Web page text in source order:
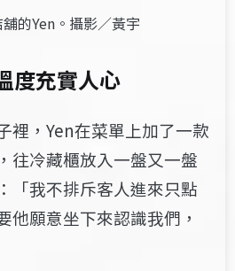
的Yen。攝影／黃宇
度充實人心
裡，Yen在菜單上加了一款
往冷藏櫃放入一盤又一盤
「我不排斥客人進來只點
他願意坐下來認識我們，